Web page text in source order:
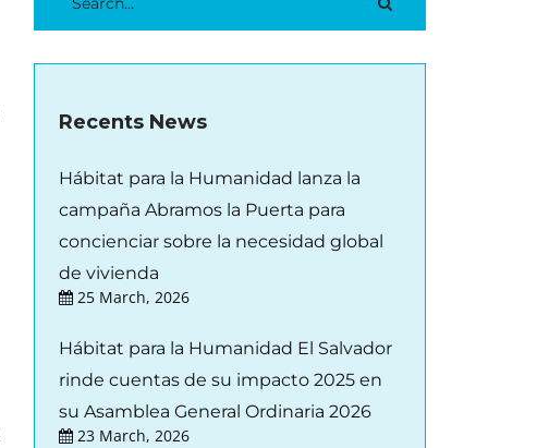
Recents News
Hábitat para la Humanidad lanza la
campaña Abramos la Puerta para
concienciar sobre la necesidad global
de vivienda
25 March, 2026
Hábitat para la Humanidad El Salvador
rinde cuentas de su impacto 2025 en
su Asamblea General Ordinaria 2026
23 March, 2026